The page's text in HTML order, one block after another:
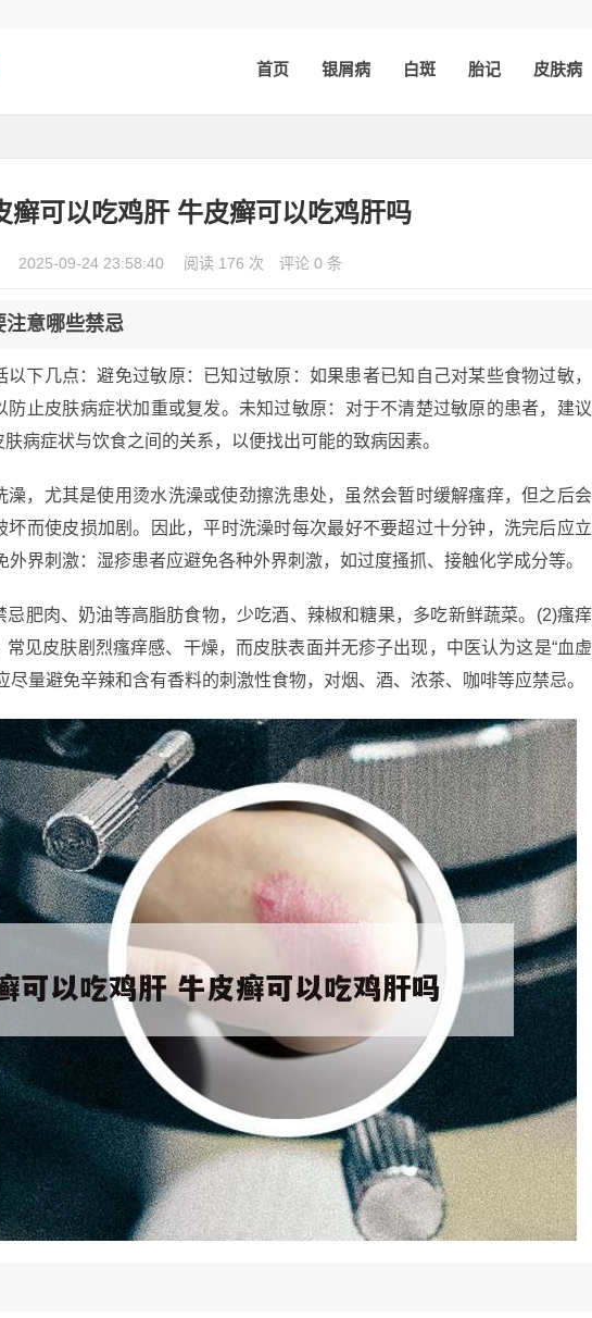
首页 银屑病 白斑 胎记 皮肤病
癣可以吃鸡肝 牛皮癣可以吃鸡肝吗
2025-09-24 23:58:40 阅读 176 次 评论 0 条
注意哪些禁忌
下几点：避免过敏原：已知过敏原：如果患者已知自己对某些食物过敏，
防止皮肤病症状加重或复发。未知过敏原：对于不清楚过敏原的患者，建议
病症状与饮食之间的关系，以便找出可能的致病因素。
澡，尤其是使用烫水洗澡或使劲擦洗患处，虽然会暂时缓解瘙痒，但之后会
坏而使皮损加剧。因此，平时洗澡时每次最好不要超过十分钟，洗完后应立
外界刺激：湿疹患者应避免各种外界刺激，如过度搔抓、接触化学成分等。
忌肥肉、奶油等高脂肪食物，少吃酒、辣椒和糖果，多吃新鲜蔬菜。(2)瘙痒
见皮肤剧烈瘙痒感、干燥，而皮肤表面并无疹子出现，中医认为这是“血虚
尽量避免辛辣和含有香料的刺激性食物，对烟、酒、浓茶、咖啡等应禁忌。